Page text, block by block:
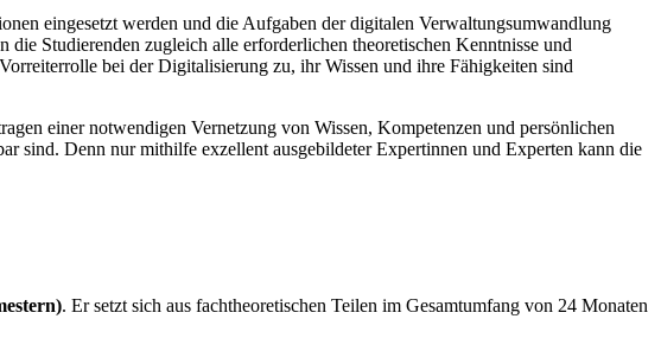
eingesetzt werden und die Aufgaben der digitalen Verwaltungsumwandlung
Studierenden zugleich alle erforderlichen theoretischen Kenntnisse und
bei der Digitalisierung zu, ihr Wissen und ihre Fähigkeiten sind
einer notwendigen Vernetzung von Wissen, Kompetenzen und persönlichen
sind. Denn nur mithilfe exzellent ausgebildeter Expertinnen und Experten kann die
. Er setzt sich aus fachtheoretischen Teilen im Gesamtumfang von 24 Monaten